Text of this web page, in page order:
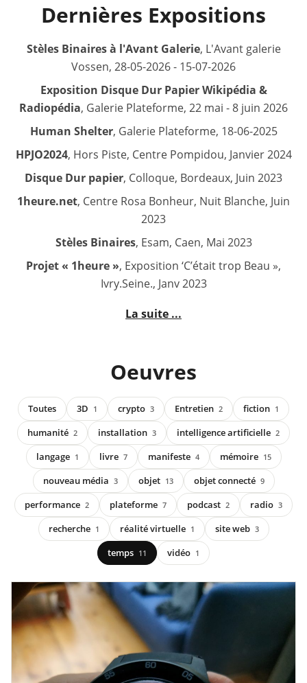
Dernières Expositions
Stèles Binaires à l'Avant Galerie, L'Avant galerie
Vossen, 28-05-2026 - 15-07-2026
Exposition Disque Dur Papier Wikipédia &
Radiopédia, Galerie Plateforme, 22 mai - 8 juin 2026
Human Shelter, Galerie Plateforme, 18-06-2025
HPJO2024, Hors Piste, Centre Pompidou, Janvier 2024
Disque Dur papier, Colloque, Bordeaux, Juin 2023
1heure.net, Centre Rosa Bonheur, Nuit Blanche, Juin
2023
Stèles Binaires, Esam, Caen, Mai 2023
Projet « 1heure », Exposition ‘C’était trop Beau »,
Ivry.Seine., Janv 2023
La suite ...
Oeuvres
Toutes 3D 1 crypto 3 Entretien 2 fiction 1
humanité 2 installation 3 intelligence artificielle 2
langage 1 livre 7 manifeste 4 mémoire 15
nouveau média 3 objet 13 objet connecté 9
performance 2 plateforme 7 podcast 2 radio 3
recherche 1 réalité virtuelle 1 site web 3
temps 11 vidéo 1